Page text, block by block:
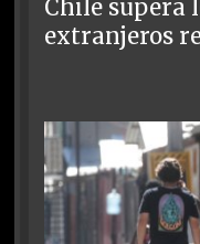
Chile supera
extranjeros